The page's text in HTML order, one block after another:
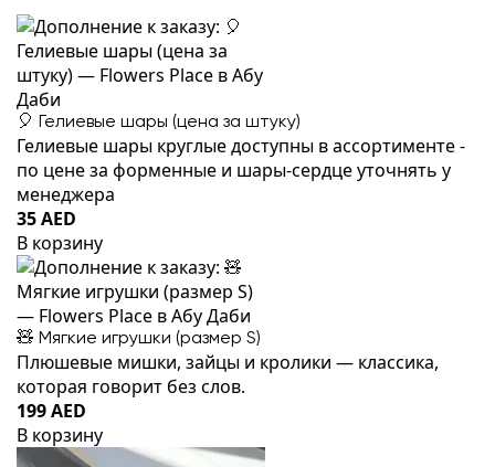
🎈 Гелиевые шары (цена за штуку)
Гелиевые шары круглые доступны в ассортименте -
по цене за форменные и шары-сердце уточнять у
менеджера
35 AED
В корзину
🧸 Мягкие игрушки (размер S)
Плюшевые мишки, зайцы и кролики — классика,
которая говорит без слов.
199 AED
В корзину